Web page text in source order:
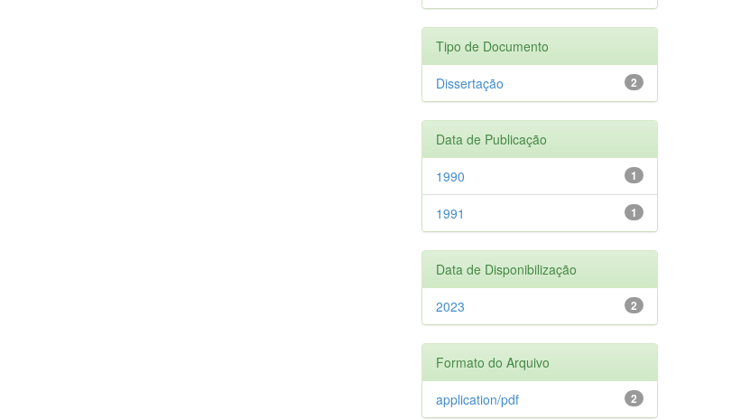
Tipo de Documento
2
Dissertação
Data de Publicação
1
1990
1
1991
Data de Disponibilização
2
2023
Formato do Arquivo
2
application/pdf